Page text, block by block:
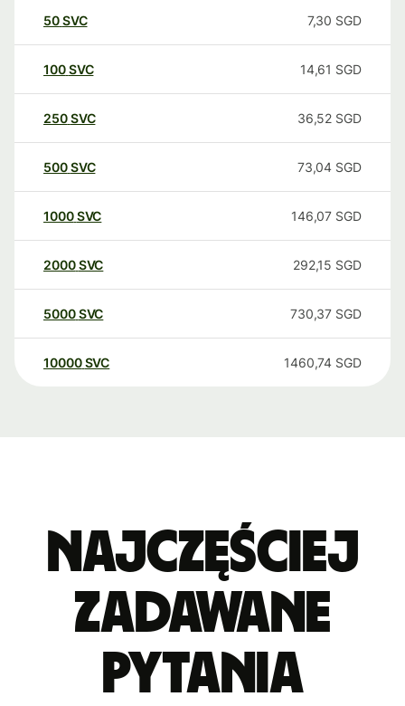
50SVC 7,30 SGD
100SVC 14,61 SGD
250SVC 36,52 SGD
500SVC 73,04 SGD
1000SVC 146,07 SGD
2000SVC 292,15 SGD
5000SVC 730,37 SGD
10000 SVC 1460,74 SGD
Najczęściej
zadawane
pytania